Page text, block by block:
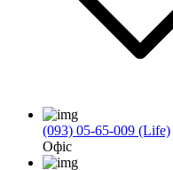
(093) 05-65-009 (Life)
Офіс